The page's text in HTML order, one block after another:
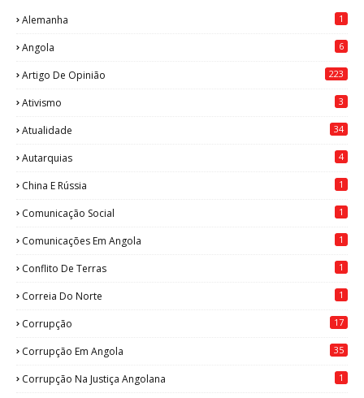
Alemanha 1
Angola 6
Artigo De Opinião 223
Ativismo 3
Atualidade 34
Autarquias 4
China E Rússia 1
Comunicação Social 1
Comunicações Em Angola 1
Conflito De Terras 1
Correia Do Norte 1
Corrupção 17
Corrupção Em Angola 35
Corrupção Na Justiça Angolana 1